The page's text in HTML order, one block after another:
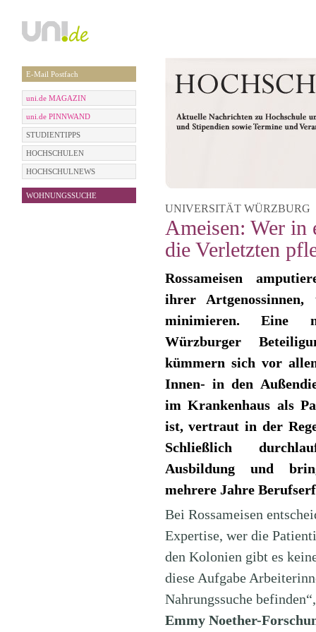
E-Mail Postfach
uni.de MAGAZIN
uni.de PINNWAND
STUDIENTIPPS
HOCHSCHULEN
HOCHSCHULNEWS
WOHNUNGSSUCHE
UNIVERSITÄT WÜRZBURG
Ameisen: Wer in
die Verletzten
Rossameisen
ihrer
minimieren. Eine
Würzburger
kümmern sich vor
Innen- in den
im Krankenhaus als
ist, vertraut in der
Schließlich
Ausbildung und
mehrere Jahre
Bei Rossameisen
Expertise, wer die
den Kolonien gibt es
diese Aufgabe
Nahrungssuche
Emmy Noether-